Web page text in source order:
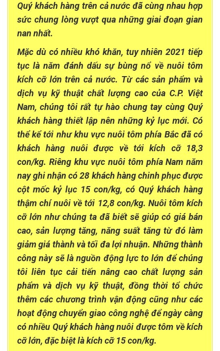
Quý khách hàng trên cả nước đã cùng nhau hợp
sức chung lòng vượt qua những giai đoạn gian
nan nhất.
Mặc dù có nhiều khó khăn, tuy nhiên 2021 tiếp
tục là năm đánh dấu sự bùng nổ về nuôi tôm
kích cỡ lớn trên cả nước. Từ các sản phẩm và
dịch vụ kỹ thuật chất lượng cao của C.P. Việt
Nam, chúng tôi rất tự hào chung tay cùng Quý
khách hàng thiết lập nên những kỷ lục mới. Có
thể kể tới như khu vực nuôi tôm phía Bắc đã có
khách hàng nuôi được về tới kích cỡ 18,3
con/kg. Riêng khu vực nuôi tôm phía Nam năm
nay ghi nhận có 28 khách hàng chinh phục được
cột mốc kỷ lục 15 con/kg, có Quý khách hàng
thậm chí nuôi về tới 12,8 con/kg. Nuôi tôm kích
cỡ lớn như chúng ta đã biết sẽ giúp có giá bán
cao, sản lượng tăng, năng suất tăng từ đó làm
giảm giá thành và tối đa lợi nhuận. Những thành
công này sẽ là nguồn động lực to lớn để chúng
tôi liên tục cải tiến nâng cao chất lượng sản
phẩm và dịch vụ kỹ thuật, đồng thời tổ chức
thêm các chương trình vận động cũng như các
hoạt động chuyển giao công nghệ để ngày càng
có nhiều Quý khách hàng nuôi được tôm về kích
cỡ lớn, đặc biệt là kích cỡ 15 con/kg.